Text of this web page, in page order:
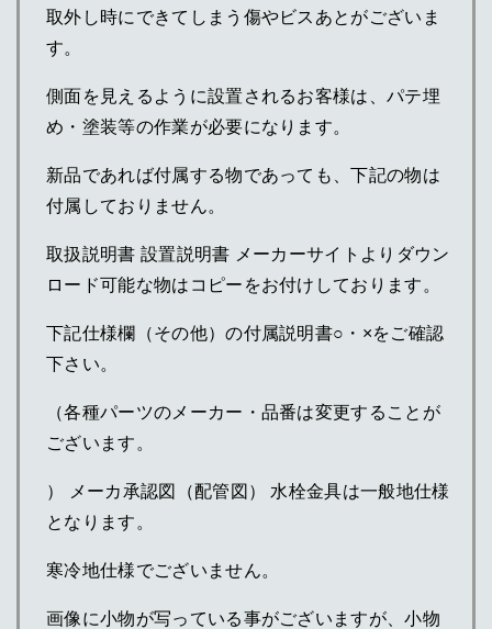
取外し時にできてしまう傷やビスあとがございま
す。
側面を見えるように設置されるお客様は、パテ埋
め・塗装等の作業が必要になります。
新品であれば付属する物であっても、下記の物は
付属しておりません。
取扱説明書 設置説明書 メーカーサイトよりダウン
ロード可能な物はコピーをお付けしております。
下記仕様欄（その他）の付属説明書○・×をご確認
下さい。
（各種パーツのメーカー・品番は変更することが
ございます。
） メーカ承認図（配管図） 水栓金具は一般地仕様
となります。
寒冷地仕様でございません。
画像に小物が写っている事がございますが、小物